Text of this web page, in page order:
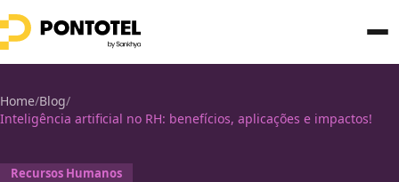
Home/Blog/
Inteligência artificial no RH: benefícios, aplicações e impactos!
Recursos Humanos